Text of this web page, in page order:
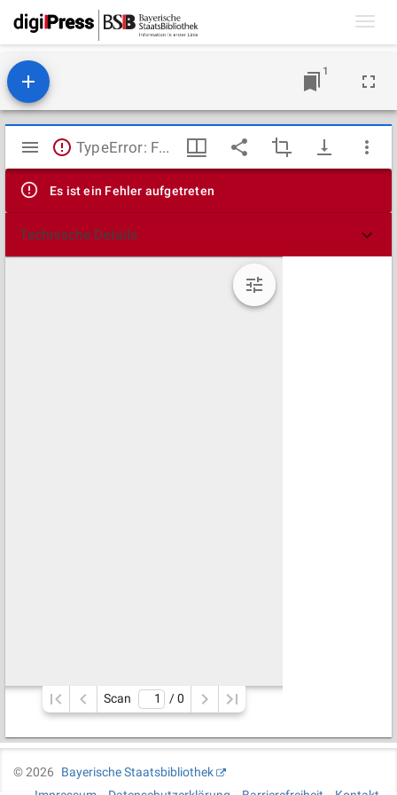
1
Mirador
Viewer
TypeError: Failed to fetch
Es ist ein Fehler aufgetreten
Technische Details
Scan / 0
©2026
Bayerische Staatsbibliothek